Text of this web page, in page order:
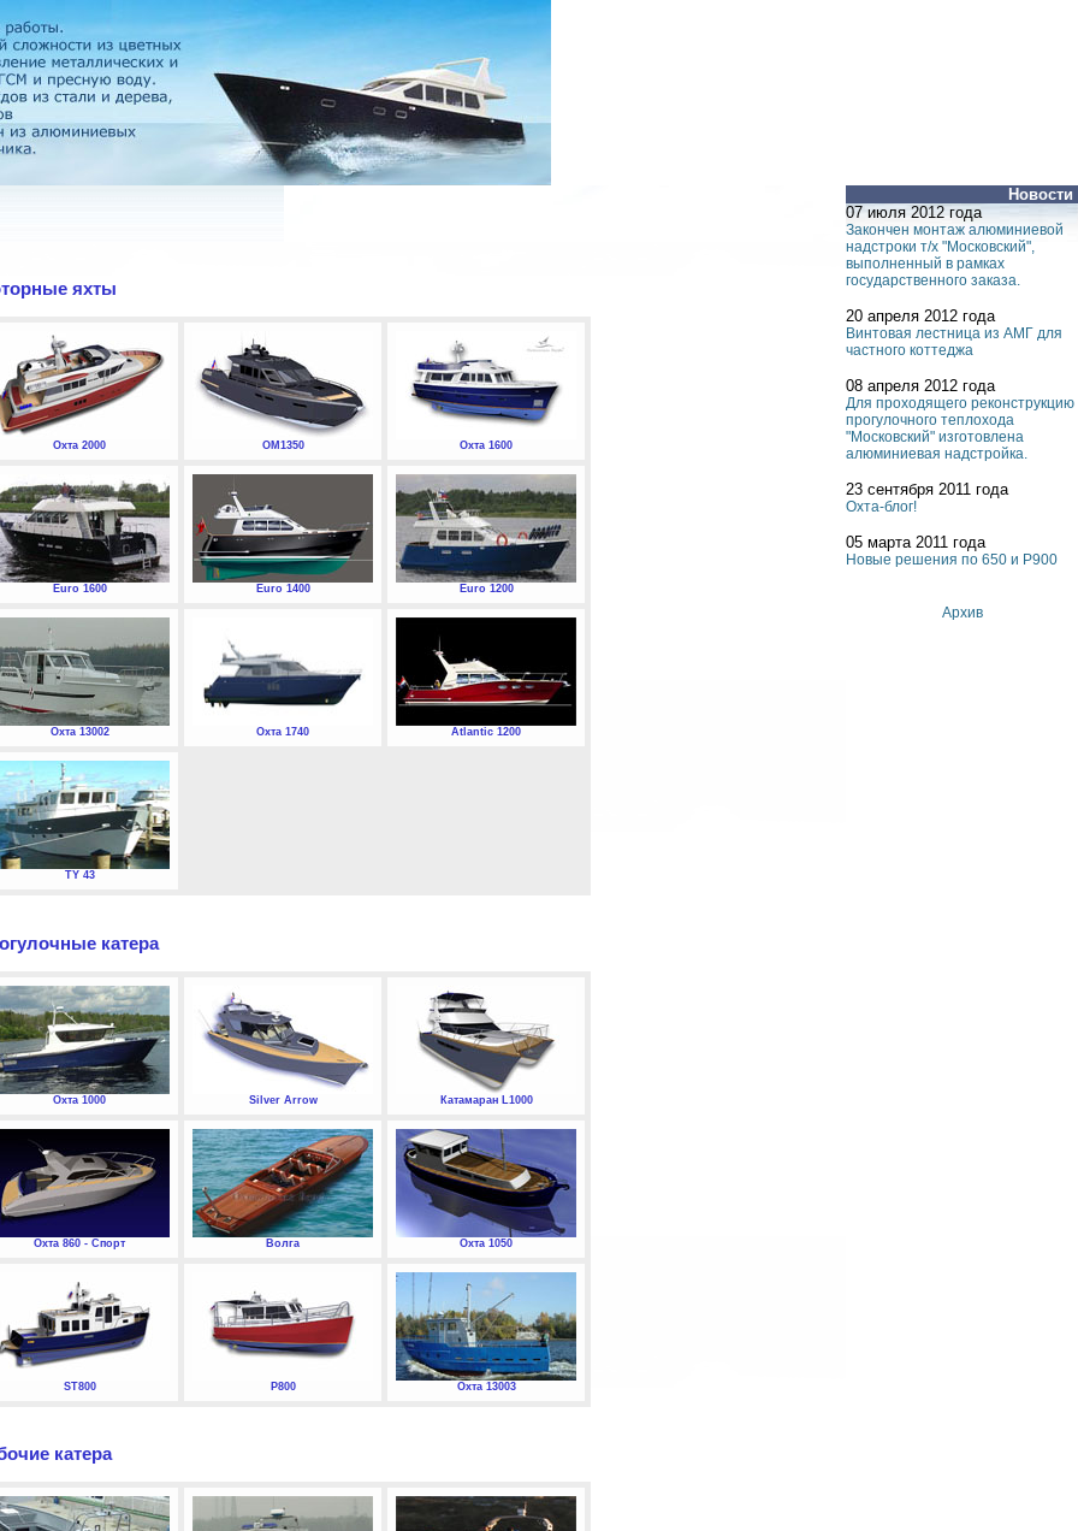
Новости
07 июля 2012 года
Закончен монтаж алюминиевой
надстроки т/х "Московский",
выполненный в рамках
государственного заказа.
20 апреля 2012 года
Винтовая лестница из АМГ для
частного коттеджа
08 апреля 2012 года
Для проходящего реконструкцию
прогулочного теплохода
"Московский" изготовлена
алюминиевая надстройка.
23 сентября 2011 года
Охта-блог!
05 марта 2011 года
Новые решения по 650 и P900
Архив
яхты
Охта 2000 ОМ1350 Охта 1600
Euro 1600 Euro 1400 Euro 1200
Охта 13002 Охта 1740 Atlantic 1200
TY 43
катера
Охта 1000 Silver Arrow Катамаран L1000
Охта 860 - Спорт Волга Охта 1050
ST800 P800 Охта 13003
катера